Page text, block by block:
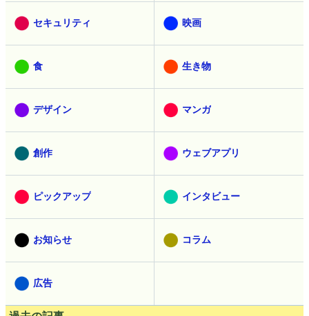
セキュリティ 映画
食 生き物
デザイン マンガ
創作 ウェブアプリ
ピックアップ インタビュー
お知らせ コラム
広告